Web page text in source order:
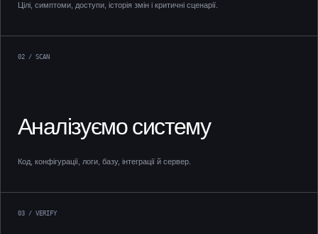
Цілі, симптоми, доступи, історія змін і критичні сценарії.
02 / SCAN
Аналізуємо систему
Код, конфігурації, логи, базу, інтеграції й сервер.
03 / VERIFY